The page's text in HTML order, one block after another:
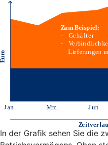
In der Grafik sehen Sie die